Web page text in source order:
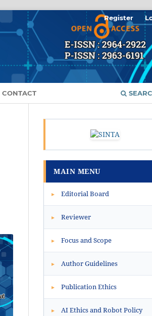
CONTACT
Register
MAIN MENU
▸ Editorial Board
▸ Reviewer
▸ Focus and Scope
▸ Author Guidelines
▸ Publication Ethics
▸ AI Ethics and Robot Policy